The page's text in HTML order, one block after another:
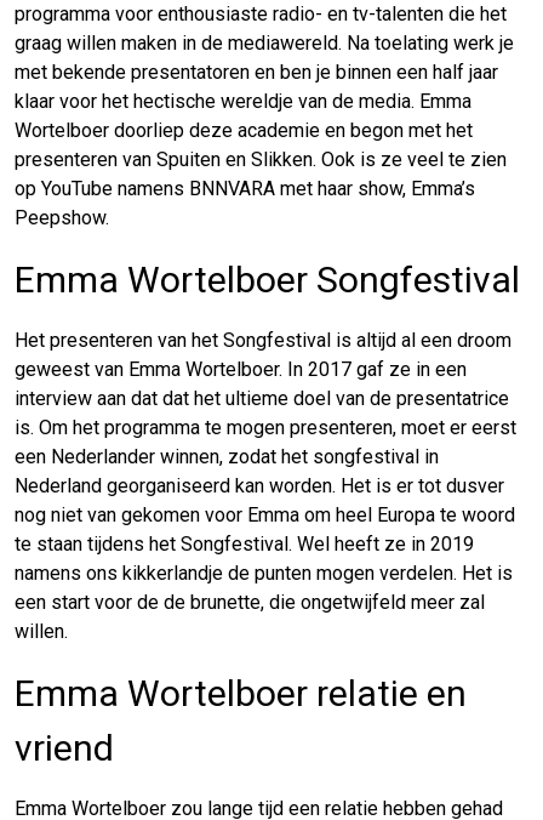
programma voor enthousiaste radio- en tv-talenten die het
graag willen maken in de mediawereld. Na toelating werk je
met bekende presentatoren en ben je binnen een half jaar
klaar voor het hectische wereldje van de media. Emma
Wortelboer doorliep deze academie en begon met het
presenteren van Spuiten en Slikken. Ook is ze veel te zien
op YouTube namens BNNVARA met haar show, Emma’s
Peepshow.
Emma Wortelboer Songfestival
Het presenteren van het Songfestival is altijd al een droom
geweest van Emma Wortelboer. In 2017 gaf ze in een
interview aan dat dat het ultieme doel van de presentatrice
is. Om het programma te mogen presenteren, moet er eerst
een Nederlander winnen, zodat het songfestival in
Nederland georganiseerd kan worden. Het is er tot dusver
nog niet van gekomen voor Emma om heel Europa te woord
te staan tijdens het Songfestival. Wel heeft ze in 2019
namens ons kikkerlandje de punten mogen verdelen. Het is
een start voor de de brunette, die ongetwijfeld meer zal
willen.
Emma Wortelboer relatie en
vriend
Emma Wortelboer zou lange tijd een relatie hebben gehad